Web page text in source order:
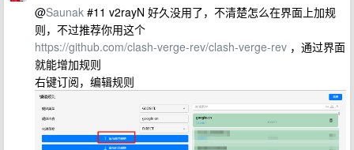
@Saunak #11 v2rayN 好久没用了，不清楚怎么在界面上加规
则，不过推荐你用这个
https://github.com/clash-verge-rev/clash-verge-rev ，通过界面
就能增加规则
右键订阅，编辑规则